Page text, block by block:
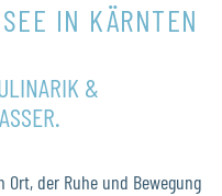
IN KÄRNTEN
&
der Ruhe und Bewegung